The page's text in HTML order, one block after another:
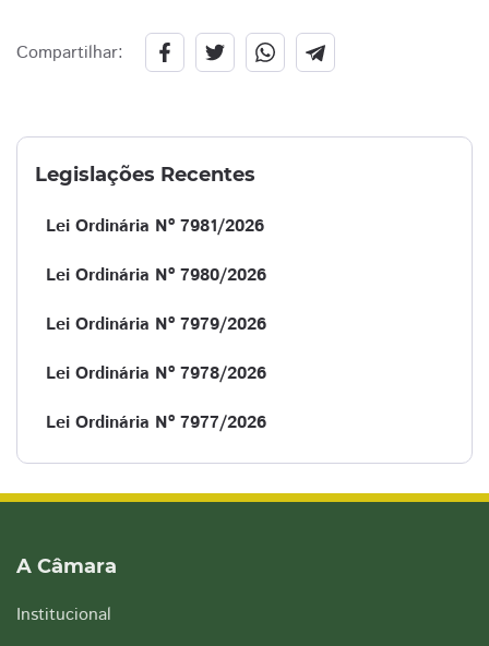
Compartilhar:
Legislações Recentes
Lei Ordinária Nº 7981/2026
Lei Ordinária Nº 7980/2026
Lei Ordinária Nº 7979/2026
Lei Ordinária Nº 7978/2026
Lei Ordinária Nº 7977/2026
A Câmara
Institucional